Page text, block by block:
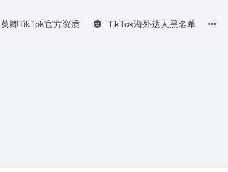
莫卿TikTok官方资质 TikTok海外达人黑名单